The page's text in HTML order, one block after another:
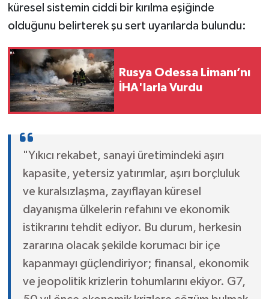
küresel sistemin ciddi bir kırılma eşiğinde
olduğunu belirterek şu sert uyarılarda bulundu:
Rusya Odessa Limanı’nı
İHA'larla Vurdu
"Yıkıcı rekabet, sanayi üretimindeki aşırı
kapasite, yetersiz yatırımlar, aşırı borçluluk
ve kuralsızlaşma, zayıflayan küresel
dayanışma ülkelerin refahını ve ekonomik
istikrarını tehdit ediyor. Bu durum, herkesin
zararına olacak şekilde korumacı bir içe
kapanmayı güçlendiriyor; finansal, ekonomik
ve jeopolitik krizlerin tohumlarını ekiyor. G7,